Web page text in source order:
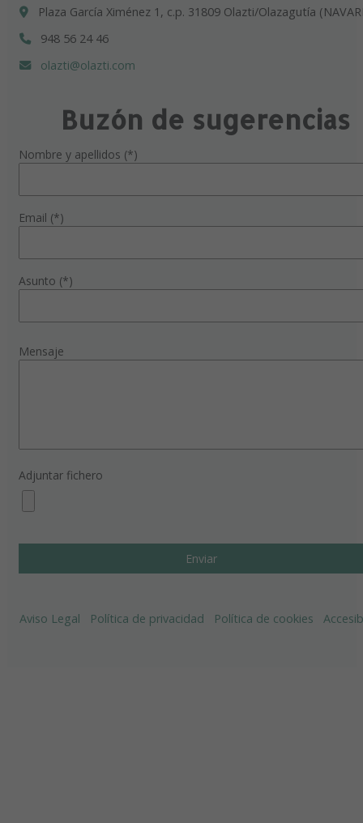
Plaza García Ximénez 1, c.p. 31809 Olazti/Olazagutía
948 56 24 46
olazti@olazti.com
Buzón de sugerencias
Nombre y apellidos (*)
Email (*)
Asunto (*)
Mensaje
Adjuntar fichero
Aviso Legal Política de privacidad Política de cookies